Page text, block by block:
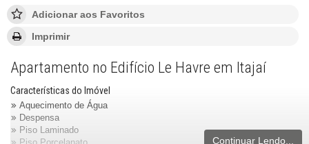
Adicionar aos Favoritos
Imprimir
Apartamento no Edifício Le Havre em Itajaí
Características do Imóvel
Aquecimento de Água
Despensa
Piso Laminado
Continuar Lendo...